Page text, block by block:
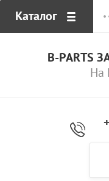
Каталог
B-PARTS
На